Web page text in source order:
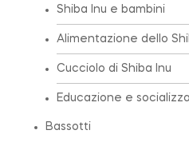
Shiba Inu e bambini
Alimentazione dello
Cucciolo di Shiba Inu
Educazione e
Bassotti